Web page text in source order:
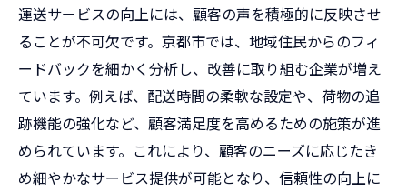
運送サービスの向上には、顧客の声を積極的に反映させ
ることが不可欠です。京都市では、地域住民からのフィ
ードバックを細かく分析し、改善に取り組む企業が増え
ています。例えば、配送時間の柔軟な設定や、荷物の追
跡機能の強化など、顧客満足度を高めるための施策が進
められています。これにより、顧客のニーズに応じたき
め細やかなサービス提供が可能となり、信頼性の向上に